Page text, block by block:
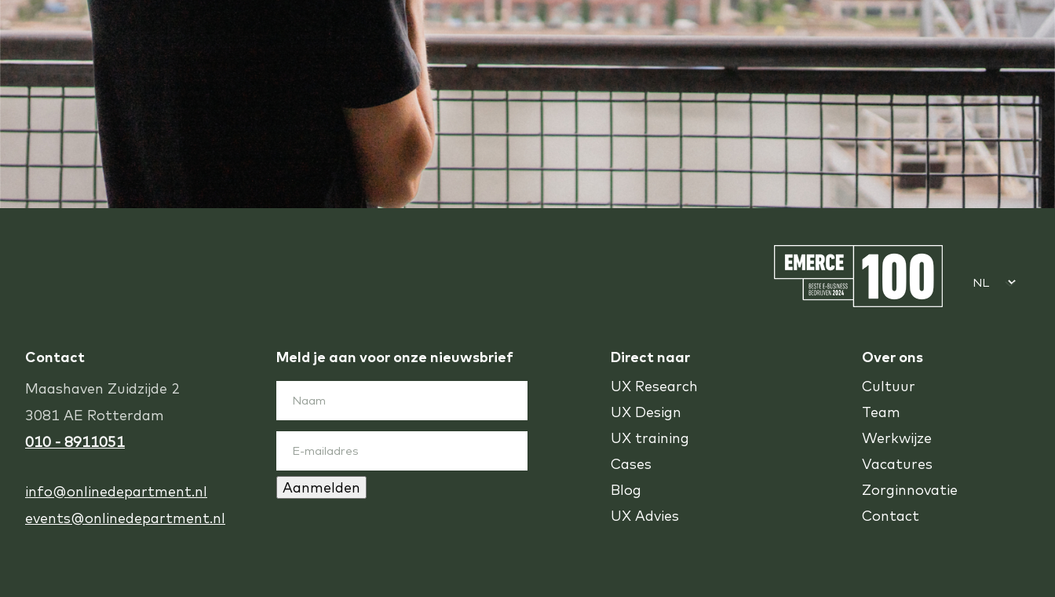
Contact
Maashaven Zuidzijde 2
3081 AE Rotterdam
010 - 8911051
info@onlinedepartment.nl
events@onlinedepartment.nl
Meld je aan voor onze nieuwsbrief
Aanmelden
Direct naar
UX Research
UX Design
UX training
Cases
Blog
UX Advies
Over ons
Cultuur
Team
Werkwijze
Vacatures
Zorginnovatie
Contact